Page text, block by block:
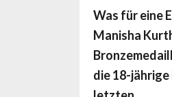
Was für eine
Manisha
die 18-